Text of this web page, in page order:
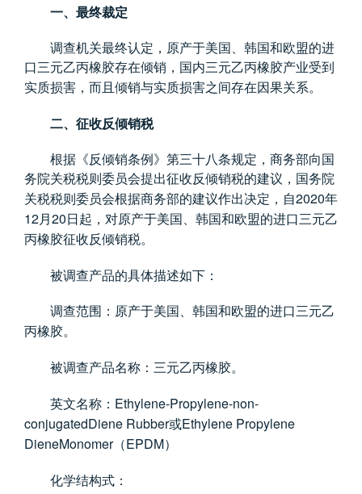
一、最终裁定
调查机关最终认定，原产于美国、韩国和欧盟的进
口三元乙丙橡胶存在倾销，国内三元乙丙橡胶产业受到
实质损害，而且倾销与实质损害之间存在因果关系。
二、征收反倾销税
根据《反倾销条例》第三十八条规定，商务部向国
务院关税税则委员会提出征收反倾销税的建议，国务院
关税税则委员会根据商务部的建议作出决定，自2020年
12月 20 日起，对原产于美国、韩国和欧盟的进口三元乙
丙橡胶征收反倾销税。
被调查产品的具体描述如下：
调查范围：原产于美国、韩国和欧盟的进口三元乙
丙橡胶。
被调查产品名称：三元乙丙橡胶。
英文名称： Ethylene-Propylene-non-
conjugatedDiene Rubber或Ethylene Propylene
DieneMonomer（EPDM）
化学结构式：